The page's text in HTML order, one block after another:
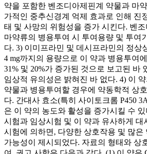
약을 포함한 벤조디아제핀계 약물과 마
가적인 중추신경계 억제 효과로 인해 진
태 및 사망의 위험성을 증가 시킨다. 벤
마약류의 병용투여 시 투여용량 및 투여
다. 3) 이미프라민 및 데시프라민의 정상
4 mg까지의 용량으로 이 약과 병용투여
31% 및 20%가 증가된 것으로 보고된 바
임상적 유의성은 밝혀진 바 없다. 4) 이
약물과 병용투여할 경우에 약동학적 상
다. 간대사 효소(특히 사이토크롬 P450
은 이 약의 농도와 활성을 증가시킬 수
시험과 임상시험 및 이 약과 유사하게 대
시험에 의하면, 다양한 상호작용 및 많은
가능성이 제시되었다. 자료의 형태와 상